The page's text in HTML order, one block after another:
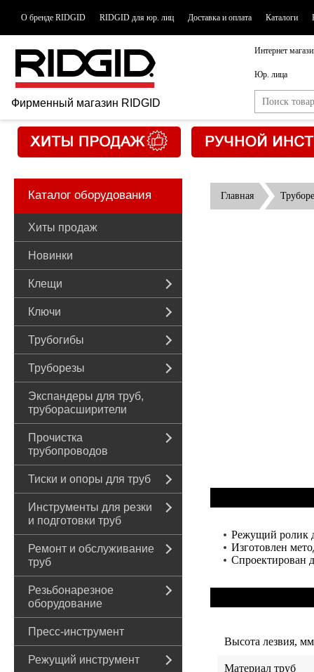
О бренде RIDGID RIDGID для юр. лиц Доставка и оплата Каталоги
Фирменный магазин RIDGID
Интернет
Юр. лица
Каталог оборудования
Хиты продаж
Новинки
Клещи
Ключи
Трубогибы
Труборезы
Экспандеры для труб,
труборасширители
Прочистка
трубопроводов
Тиски и опоры для труб
Инструменты для резки
и подготовки труб
Ремонт и обслуживание
труб
Резьбонарезное
оборудование
Пресс-инструмент
Режущий инструмент
Главная
Режущий ролик
Изготовлен
Спроектирован
Высота лезвия, мм
Материал труб